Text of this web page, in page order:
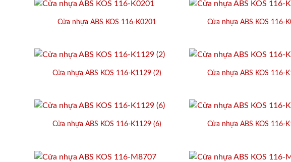
Cửa nhựa ABS KOS 116-K0201 Cửa nhựa ABS KOS 116-
Cửa nhựa ABS KOS 116-K1129 (2) Cửa nhựa ABS KOS 116-
Cửa nhựa ABS KOS 116-K1129 (6) Cửa nhựa ABS KOS 116-